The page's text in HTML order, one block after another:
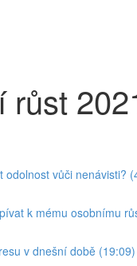
odolnost vůči nenávisti?
k mému osobnímu
v dnešní době (19:09)